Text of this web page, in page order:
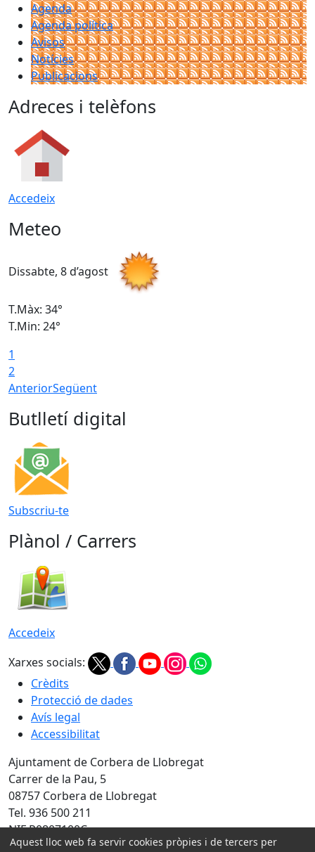
Agenda
Agenda política
Avisos
Notícies
Publicacions
Adreces i telèfons
Accedeix
Meteo
Dissabte, 8 d’agost
T.Màx: 34°
T.Min: 24°
1
2
AnteriorSegüent
Butlletí digital
Subscriu-te
Plànol / Carrers
Accedeix
Xarxes socials:
Crèdits
Protecció de dades
Avís legal
Accessibilitat
Ajuntament de Corbera de Llobregat
Carrer de la Pau, 5
08757 Corbera de Llobregat
Tel. 936 500 211
NIF P0807100C
Aquest lloc web fa servir cookies pròpies i de tercers per